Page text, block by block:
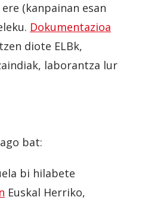
(kanpainan esan
Dokumentazioa
diote ELBk,
laborantza lur
bat:
bi hilabete
Euskal Herriko,